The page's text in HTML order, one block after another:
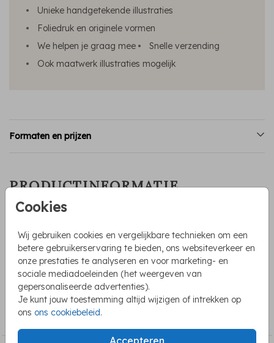
Cookies
Wij gebruiken cookies en vergelijkbare technieken om een
betere gebruikerservaring te bieden, ons websiteverkeer en
onze prestaties te analyseren en voor marketing- en
sociale mediadoeleinden (het weergeven van
gepersonaliseerde advertenties).
Je kunt jouw toestemming altijd wijzigen of intrekken op
ons ons cookiebeleid.
Accepteren
Unieke handgetekende illustraties
Foliedruk en originele vormen
We helpen je graag mee
Snelle verzending
Ook maatwerk illustraties mogelijk
Formaten en prijzen
PRODUCTINFORMATIE
OMSCHRIJVING
Labels voor aan je geboortekaartje met een uitnodiging
voor een kraamfeest. Deze labels moet je zelf thuis nog
even doormidden snijden. Maak het kaartje in dezelfde stijl
als het geboortekaartje voor een mooi geheel.
COLLECTIE
Labels voor je geboortekaartje